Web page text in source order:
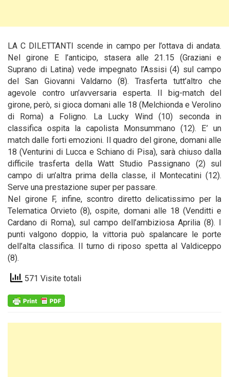
LA C DILETTANTI scende in campo per l’ottava di andata.
Nel girone E l’anticipo, stasera alle 21.15 (Graziani e
Suprano di Latina) vede impegnato l’Assisi (4) sul campo
del San Giovanni Valdarno (8).Trasferta tutt’altro che
agevole contro un’avversaria esperta. Il big-match del
girone, però, si gioca domani alle 18 (Melchionda e Verolino
di Roma) a Foligno. La Lucky Wind (10) seconda in
classifica ospita la capolista Monsummano (12). E’ un
match dalle forti emozioni. Il quadro del girone, domani alle
18 (Venturini di Lucca e Schiano di Pisa), sarà chiuso dalla
difficile trasferta della Watt Studio Passignano (2) sul
campo di un’altra prima della classe, il Montecatini (12).
Serve una prestazione super per passare.
Nel girone F, infine, scontro diretto delicatissimo per la
Telematica Orvieto (8), ospite, domani alle 18 (Venditti e
Cardano di Roma), sul campo dell’ambiziosa Aprilia (8). I
punti valgono doppio, la vittoria può spalancare le porte
dell’alta classifica. Il turno di riposo spetta al Valdiceppo
(8).
571 Visite totali